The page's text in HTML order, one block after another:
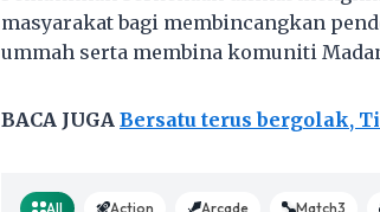
masyarakat bagi membincangkan
ummah serta membina komuniti
BACA JUGA Bersatu terus bergolak,